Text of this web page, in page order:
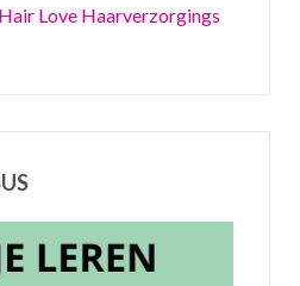
Love Haarverzorgings